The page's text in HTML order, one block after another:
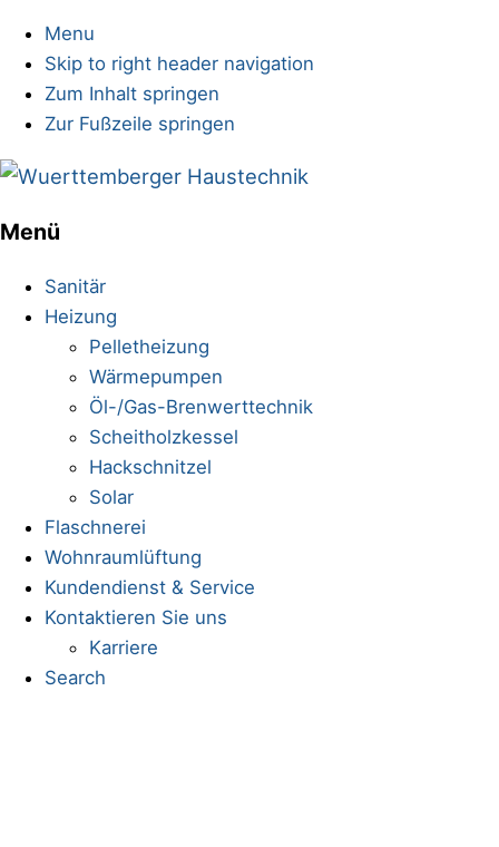
Menu
Skip to right header navigation
Zum Inhalt springen
Zur Fußzeile springen
Sanitärinstallationen
Mobile
Menu
Menü
Sanitär
Heizung
Pelletheizung
Wärmepumpen
Öl-/Gas-Brenwerttechnik
Scheitholzkessel
Hackschnitzel
Solar
Flaschnerei
Wohnraumlüftung
Kundendienst & Service
Kontaktieren Sie uns
Karriere
Search